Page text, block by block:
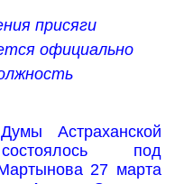
присяги
официально
Астраханской
под
27 марта